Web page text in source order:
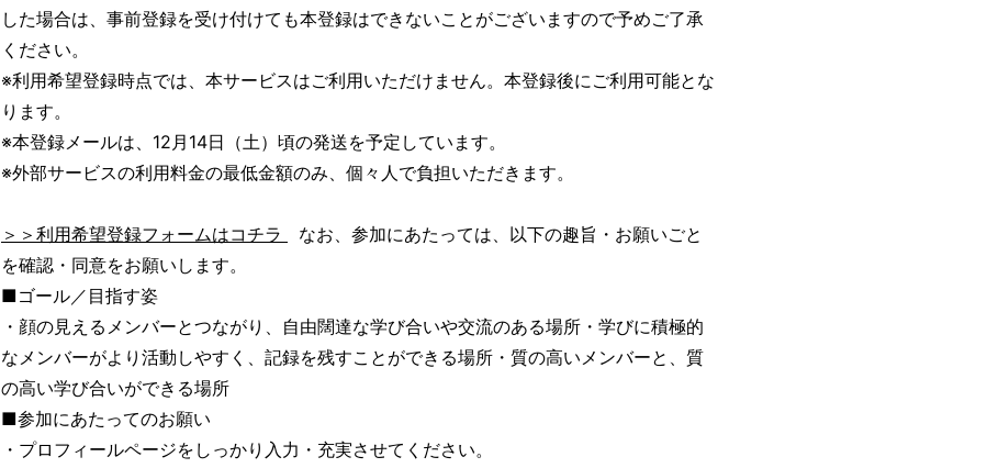
した場合は、事前登録を受け付けても本登録はできないことがございますので予めご了承
ください。
※利用希望登録時点では、本サービスはご利用いただけません。本登録後にご利用可能とな
ります。
※本登録メールは、12月14日（土）頃の発送を予定しています。
※外部サービスの利用料金の最低金額のみ、個々人で負担いただきます。
＞＞利用希望登録フォームはコチラ
なお、参加にあたっては、以下の趣旨・お願いごと
を確認・同意をお願いします。
■ゴール／目指す姿
・顔の見えるメンバーとつながり、自由闊達な学び合いや交流のある場所・学びに積極的
なメンバーがより活動しやすく、記録を残すことができる場所・質の高いメンバーと、質
の高い学び合いができる場所
■参加にあたってのお願い
・プロフィールページをしっかり入力・充実させてください。